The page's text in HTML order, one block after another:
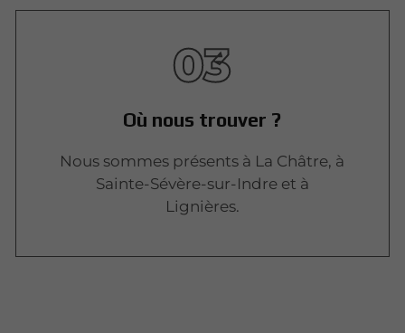
03
Où nous trouver ?
Nous sommes présents à La Châtre, à
Sainte-Sévère-sur-Indre et à
Lignières.